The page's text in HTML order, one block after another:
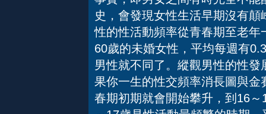
史，會發現女性生活早期沒有
性的性活動頻率從青春期至老
60歲的未婚女性，平均每週有
男性就不同了。縱觀男性的性
果你一生的性交頻率消長圖與
春期初期就會開始攀升，到16